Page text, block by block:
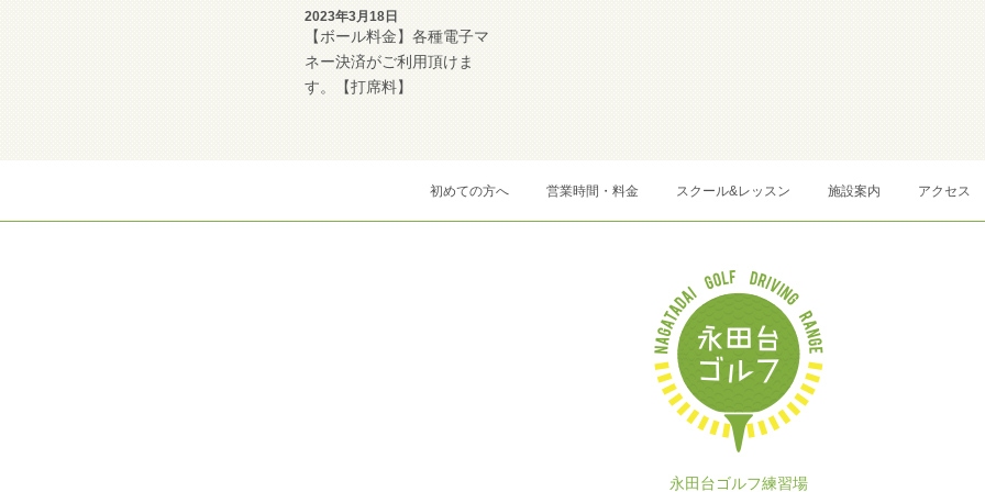
2023年3月18日
【ボール料金】各種電子マ
ネー決済がご利用頂けま
す。【打席料】
初めての方へ 営業時間・料金 スクール&レッスン 施設案内 アクセス
永田台ゴルフ練習場